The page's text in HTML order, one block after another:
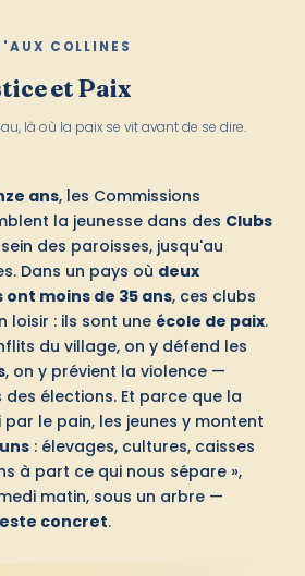
COLLINES
et Paix
là où la paix se vit avant de se dire.
ans, les Commissions
la jeunesse dans des Clubs
des paroisses, jusqu'au
Dans un pays où deux
moins de 35 ans, ces clubs
loisir : ils sont une école de paix.
du village, on y défend les
, on y prévient la violence —
élections. Et parce que la
le pain, les jeunes y montent
: élevages, cultures, caisses
à part ce qui nous sépare »,
matin, sous un arbre —
concret.